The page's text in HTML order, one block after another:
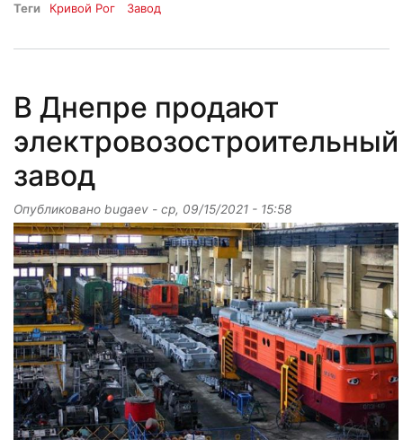
Теги Кривой Рог Завод
В Днепре продают
электровозостроительный
завод
Опубликовано bugaev - ср, 09/15/2021 - 15:58